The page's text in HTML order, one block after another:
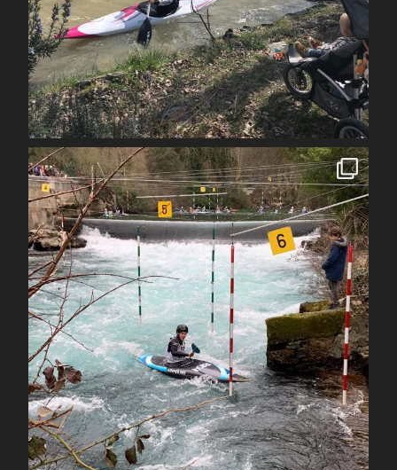
Avr 1
spcoccanoekayakduloup
Avr 1